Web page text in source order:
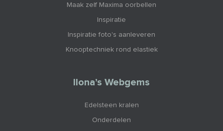
Maak zelf Maxima oorbellen
Inspiratie
Inspiratie foto's aanleveren
Knooptechniek rond elastiek
Ilona’s Webgems
Edelsteen kralen
Onderdelen